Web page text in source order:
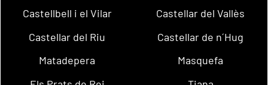
Castellbell i el Vilar
Castellar del Vallès
Castellar del Riu
Castellar de n´Hug
Matadepera
Masquefa